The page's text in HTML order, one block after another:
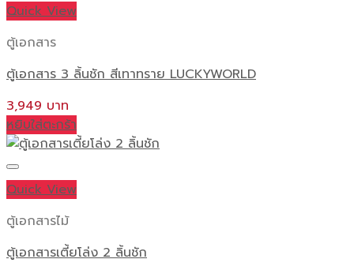
Quick View
ตู้เอกสาร
ตู้เอกสาร 3 ลิ้นชัก สีเทาทราย LUCKYWORLD
3,949
หยิบใส่ตะกร้า
Quick View
ตู้เอกสารไม้
ตู้เอกสารเตี้ยโล่ง 2 ลิ้นชัก